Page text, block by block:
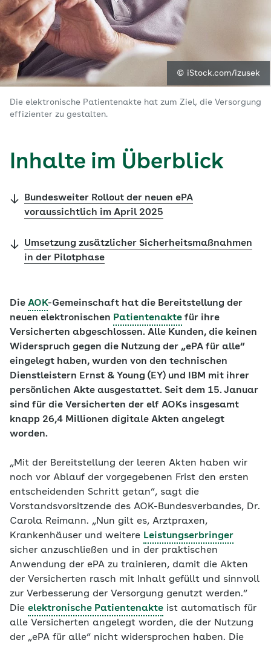
© iStock.com/izusek
Die elektronische Patientenakte hat zum Ziel, die Versorgung
effizienter zu gestalten.
Inhalte im Überblick
Bundesweiter Rollout der neuen ePA
voraussichtlich im April 2025
Umsetzung zusätzlicher Sicherheitsmaßnahmen
in der Pilotphase
Die AOK-Gemeinschaft hat die Bereitstellung der
neuen elektronischen Patientenakte für ihre
Versicherten abgeschlossen. Alle Kunden, die keinen
Widerspruch gegen die Nutzung der „ePA für alle“
eingelegt haben, wurden von den technischen
Dienstleistern Ernst & Young (EY) und IBM mit ihrer
persönlichen Akte ausgestattet. Seit dem 15. Januar
sind für die Versicherten der elf AOKs insgesamt
knapp 26,4 Millionen digitale Akten angelegt
worden.
„Mit der Bereitstellung der leeren Akten haben wir
noch vor Ablauf der vorgegebenen Frist den ersten
entscheidenden Schritt getan“, sagt die
Vorstandsvorsitzende des AOK-Bundesverbandes, Dr.
Carola Reimann. „Nun gilt es, Arztpraxen,
Krankenhäuser und weitere Leistungserbringer
sicher anzuschließen und in der praktischen
Anwendung der ePA zu trainieren, damit die Akten
der Versicherten rasch mit Inhalt gefüllt und sinnvoll
zur Verbesserung der Versorgung genutzt werden.“
Die elektronische Patientenakte ist automatisch für
alle Versicherten angelegt worden, die der Nutzung
der „ePA für alle“ nicht widersprochen haben. Die